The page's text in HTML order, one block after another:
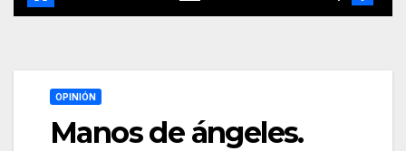
OPINIÓN
Manos de ángeles.